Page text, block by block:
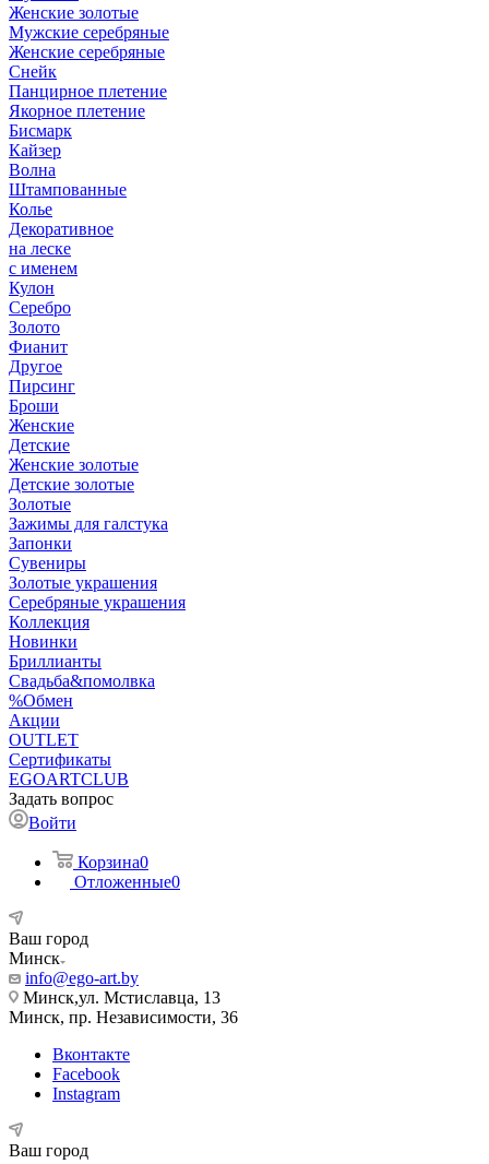
Женские золотые
Мужские серебряные
Женские серебряные
Снейк
Панцирное плетение
Якорное плетение
Бисмарк
Кайзер
Волна
Штампованные
Колье
Декоративное
на леске
с именем
Кулон
Серебро
Золото
Фианит
Другое
Пирсинг
Броши
Женские
Детские
Женские золотые
Детские золотые
Золотые
Зажимы для галстука
Запонки
Сувениры
Золотые украшения
Серебряные украшения
Коллекция
Новинки
Бриллианты
Свадьба&помолвка
%Обмен
Акции
OUTLET
Сертификаты
EGOARTCLUB
Задать вопрос
Войти
Корзина0
Отложенные0
Ваш город
Минск
info@ego-art.by
Минск,ул. Мстиславца, 13
Минск, пр. Независимости, 36
Вконтакте
Facebook
Instagram
Ваш город